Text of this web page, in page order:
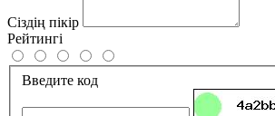
Сіздің пікір
Рейтингі
Введите код